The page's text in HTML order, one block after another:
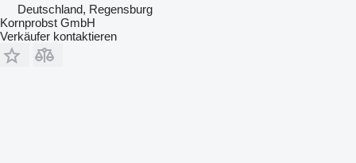
Deutschland, Regensburg
Kornprobst GmbH
Verkäufer kontaktieren